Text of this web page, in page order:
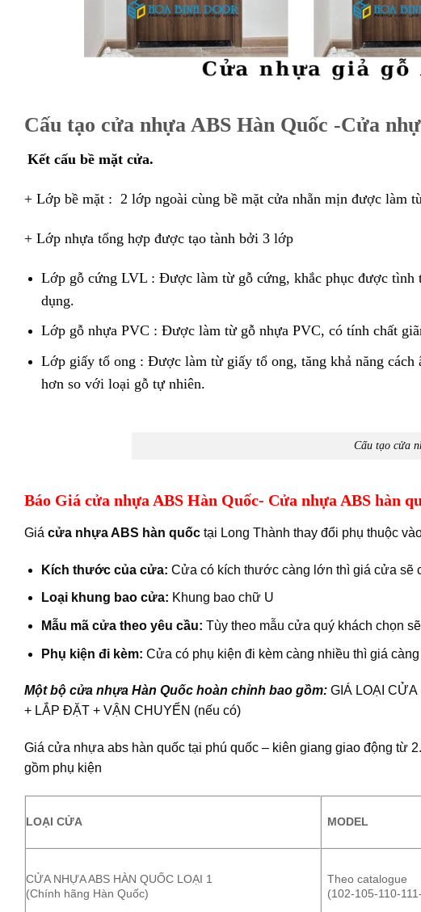
Cấu tạo cửa nhựa ABS Hàn Quốc -Cửa
Kết cấu bề mặt cửa.
+ Lớp bề mặt : 2 lớp ngoài cùng bề mặt cửa nhẵn mịn được làm
+ Lớp nhựa tổng hợp được tạo tành bởi 3 lớp
Lớp gỗ cứng LVL : Được làm từ gỗ cứng, khắc phục được tình
dụng.
Lớp gỗ nhựa PVC : Được làm từ gỗ nhựa PVC, có tính chất
Lớp giấy tổ ong : Được làm từ giấy tổ ong, tăng khả năng
hơn so với loại gỗ tự nhiên.
Cấu tạo cửa
Báo Giá cửa nhựa ABS Hàn Quốc- Cửa nhựa ABS hàn
Giá cửa nhựa ABS hàn quốc tại Long Thành thay đổi phụ thuộc
Kích thước của cửa: Cửa có kích thước càng lớn thì giá cửa sẽ
Loại khung bao cửa: Khung bao chữ U
Mẫu mã cửa theo yêu cầu: Tùy theo mẫu cửa quý khách chọn
Phụ kiện đi kèm: Cửa có phụ kiện đi kèm càng nhiều thì giá càng
Một bộ cửa nhựa Hàn Quốc hoàn chỉnh bao gồm: GIÁ LOẠI CỬA
+ LẮP ĐẶT + VẬN CHUYỂN (nếu có)
Giá cửa nhựa abs hàn quốc tại phú quốc – kiên giang giao động từ
gồm phụ kiện
LOẠI CỬA MODEL
CỬA NHỰA ABS HÀN QUỐC LOẠI 1
(Chính hãng Hàn Quốc)
Theo catalogue
(102-105-110-